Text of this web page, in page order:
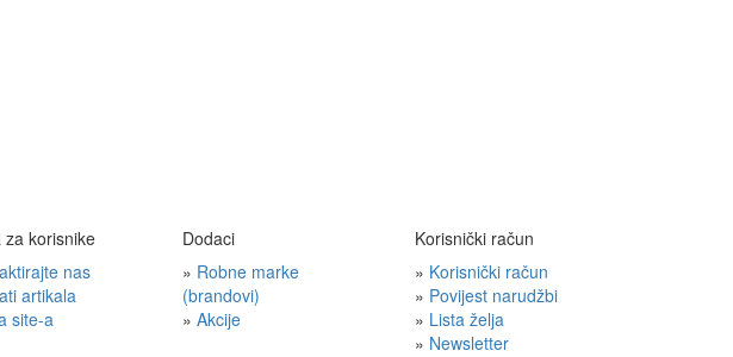
za korisnike
nas
artikala
site-a
Dodaci
» Robne marke
(brandovi)
» Akcije
Korisnički račun
» Korisnički račun
» Povijest narudžbi
» Lista želja
» Newsletter